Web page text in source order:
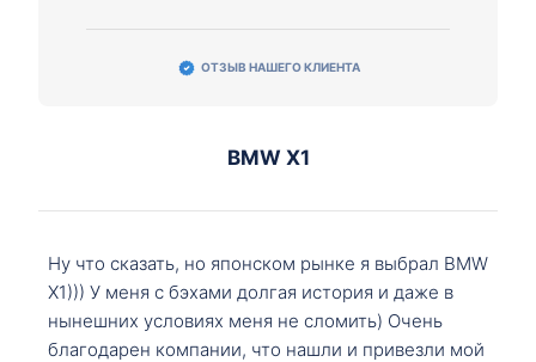
ОТЗЫВ НАШЕГО КЛИЕНТА
BMW X1
Ну что сказать, но японском рынке я выбрал BMW
X1))) У меня с бэхами долгая история и даже в
нынешних условиях меня не сломить) Очень
благодарен компании, что нашли и привезли мой